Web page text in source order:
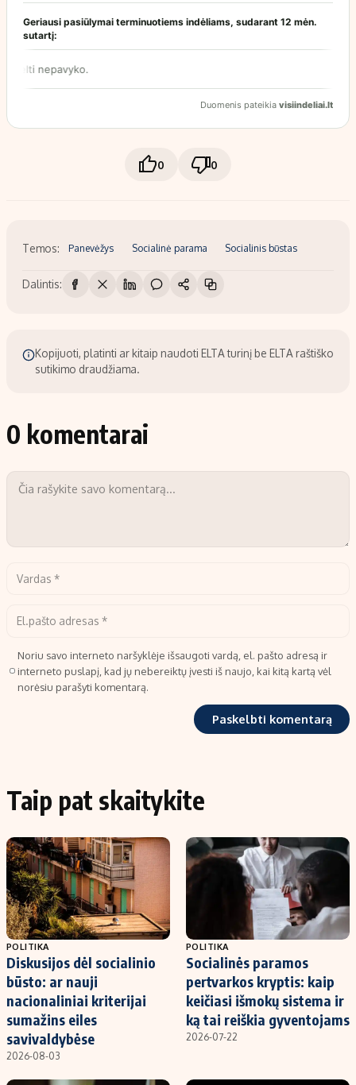
0 0
Temos: Panevėžys Socialinė parama Socialinis būstas
Dalintis:
Kopijuoti, platinti ar kitaip naudoti ELTA turinį be ELTA raštiško
sutikimo draudžiama.
0 komentarai
Noriu savo interneto naršyklėje išsaugoti vardą, el. pašto adresą ir
interneto puslapį, kad jų nebereiktų įvesti iš naujo, kai kitą kartą vėl
norėsiu parašyti komentarą.
Taip pat skaitykite
POLITIKA
Diskusijos dėl socialinio
būsto: ar nauji
nacionaliniai kriterijai
sumažins eiles
savivaldybėse
2026-08-03
POLITIKA
Socialinės paramos
pertvarkos kryptis: kaip
keičiasi išmokų sistema ir
ką tai reiškia gyventojams
2026-07-22